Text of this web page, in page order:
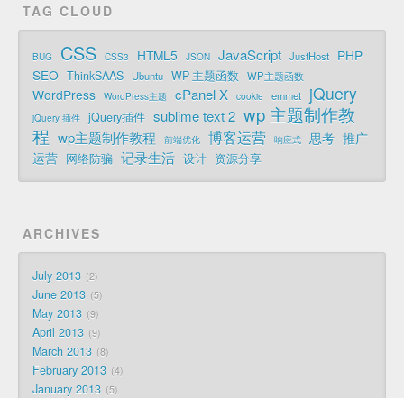
TAG CLOUD
BUG CSS CSS3 HTML5 JSON JavaScript JustHost
PHP
SEO ThinkSAAS Ubuntu WP 主题函数 WP主题函数
WordPress WordPress主题 cPanel X cookie emmet jQuery
jQuery 插件 jQuery插件 sublime text 2 wp 主题制作教
程 wp主题制作教程 前端优化 博客运营 响应式 思考 推广
运营 网络防骗 记录生活 设计 资源分享
ARCHIVES
July 2013 2
June 2013 5
May 2013 9
April 2013 9
March 2013 8
February 2013 4
January 2013 5